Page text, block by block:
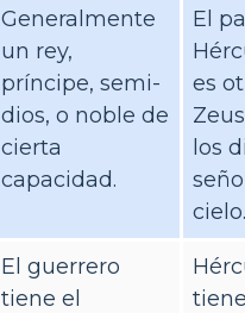
Generalmente
un rey,
príncipe, semi-
dios, o noble de
cierta
capacidad.
El
es
los
cielo.
El guerrero
tiene el